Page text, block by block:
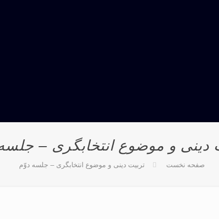
دینی و موضوع انتخابگری –
صفحه نخست تربیت دینی و موضوع انتخابگری – جلسه دوّم